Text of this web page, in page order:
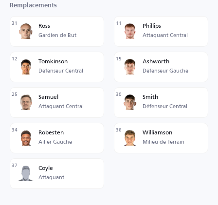
Remplacements
31 Ross
Gardien de But
11 Phillips
Attaquant Central
12 Tomkinson
Défenseur Central
15 Ashworth
Défenseur Gauche
25 Samuel
Attaquant Central
30 Smith
Défenseur Central
34 Robesten
Ailier Gauche
36 Williamson
Milieu de Terrain
37 Coyle
Attaquant